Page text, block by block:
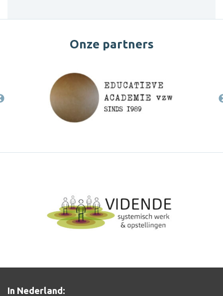
Onze partners
In Nederland: